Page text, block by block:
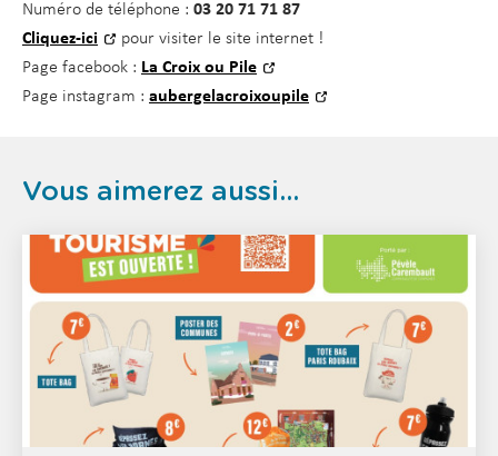
Numéro de téléphone : 03 20 71 71 87
Cliquez-ici
pour visiter le site internet !
Page facebook : La Croix ou Pile
Page instagram : aubergelacroixoupile
Vous aimerez aussi...